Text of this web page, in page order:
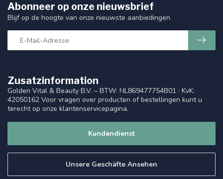
Zusatzinformation
Golden Vital & Beauty B.V. – BTW: NL869477754B01 · KvK:
42050162 Voor vragen over producten of bestellingen kunt u
terecht op onze klantenservicepagina.
Kundendienst
Unsere Geschäfte Ansehen
Abonneer op onze nieuwsbrief
Blijf op de hoogte van onze nieuwste aanbiedingen